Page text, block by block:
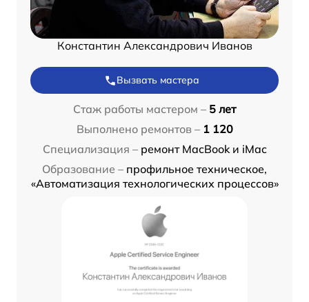
Константин Александрович Иванов
Вызвать мастера
Стаж работы мастером – 5 лет
Выполнено ремонтов – 1 120
Специализация – ремонт MacBook и iMac
Образование – профильное техническое,
«Автоматизация технологических процессов»